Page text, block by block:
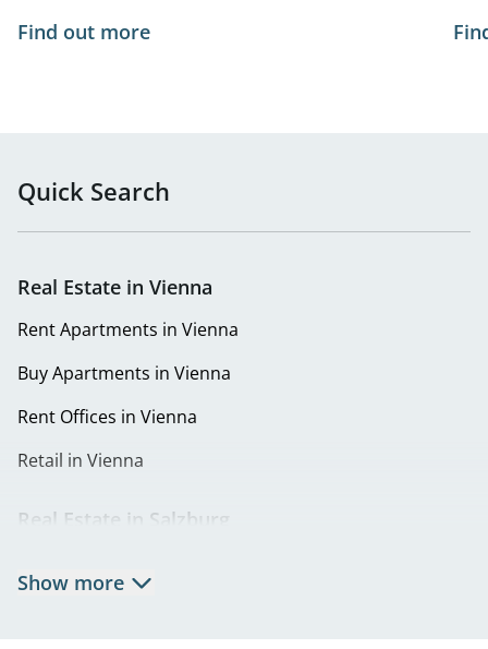
Find out more
Quick Search
Real Estate in Vienna
Rent Apartments in Vienna
Buy Apartments in Vienna
Rent Offices in Vienna
Retail in Vienna
Real Estate in Salzburg
Show more